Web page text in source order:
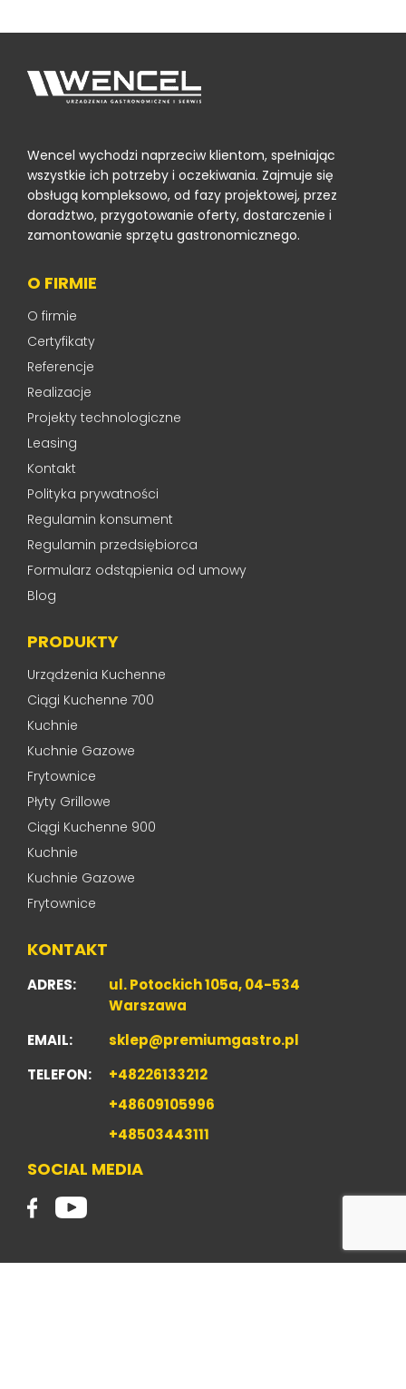
Wencel wychodzi naprzeciw klientom, spełniając
wszystkie ich potrzeby i oczekiwania. Zajmuje się
obsługą kompleksowo, od fazy projektowej, przez
doradztwo, przygotowanie oferty, dostarczenie i
zamontowanie sprzętu gastronomicznego.
O FIRMIE
O firmie
Certyfikaty
Referencje
Realizacje
Projekty technologiczne
Leasing
Kontakt
Polityka prywatności
Regulamin konsument
Regulamin przedsiębiorca
Formularz odstąpienia od umowy
Blog
PRODUKTY
Urządzenia Kuchenne
Ciągi Kuchenne 700
Kuchnie
Kuchnie Gazowe
Frytownice
Płyty Grillowe
Ciągi Kuchenne 900
Kuchnie
Kuchnie Gazowe
Frytownice
KONTAKT
ADRES:
ul. Potockich 105a, 04-534
Warszawa
EMAIL:
sklep@premiumgastro.pl
TELEFON:
+48226133212
+48609105996
+48503443111
SOCIAL MEDIA